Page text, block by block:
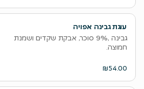
עוגת גבינה אפויה
גבינה ,9% סוכר, אבקת שקדים ושמנת
חמוצה.
₪54.00